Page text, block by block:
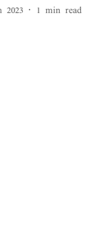
2023 1 min read